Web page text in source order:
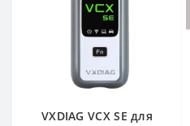
VXDIAG VCX SE для